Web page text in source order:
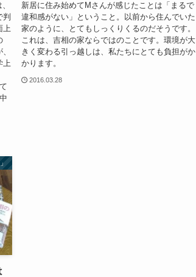
上
上
新居に住み始めてМさんが感じたことは「まるで
違和感がない」ということ。以前から住んでいた
家のように、とてもしっくりくるのだそうです。
これは、吉相の家ならではのことです。環境が大
きく変わる引っ越しは、私たちにとても負担がか
かります。
2016.03.28